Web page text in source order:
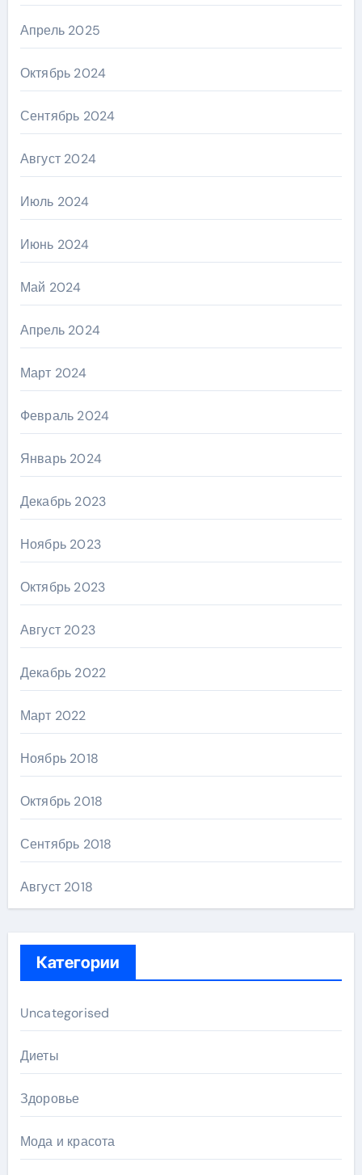
Апрель 2025
Октябрь 2024
Сентябрь 2024
Август 2024
Июль 2024
Июнь 2024
Май 2024
Апрель 2024
Март 2024
Февраль 2024
Январь 2024
Декабрь 2023
Ноябрь 2023
Октябрь 2023
Август 2023
Декабрь 2022
Март 2022
Ноябрь 2018
Октябрь 2018
Сентябрь 2018
Август 2018
Категории
Uncategorised
Диеты
Здоровье
Мода и красота